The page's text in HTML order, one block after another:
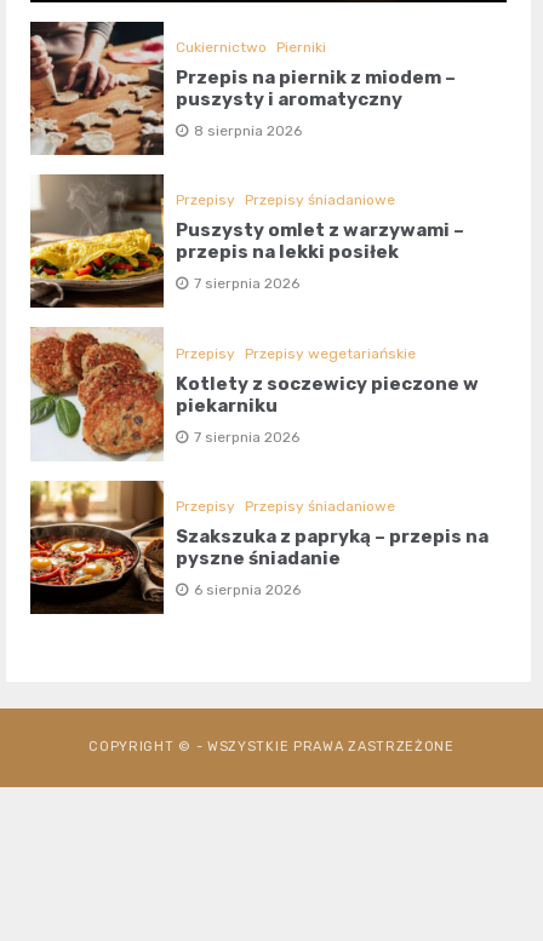
Cukiernictwo Pierniki
Przepis na piernik z miodem –
puszysty i aromatyczny
8 sierpnia 2026
Przepisy Przepisy śniadaniowe
Puszysty omlet z warzywami –
przepis na lekki posiłek
7 sierpnia 2026
Przepisy Przepisy wegetariańskie
Kotlety z soczewicy pieczone w
piekarniku
7 sierpnia 2026
Przepisy Przepisy śniadaniowe
Szakszuka z papryką – przepis na
pyszne śniadanie
6 sierpnia 2026
COPYRIGHT © - WSZYSTKIE PRAWA ZASTRZEŻONE